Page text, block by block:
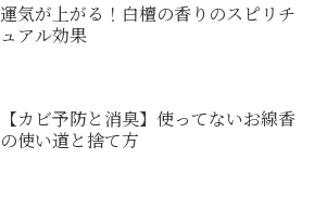
運気が上がる！白檀の香りのスピリチ
ュアル効果
【カビ予防と消臭】使ってないお線香
の使い道と捨て方